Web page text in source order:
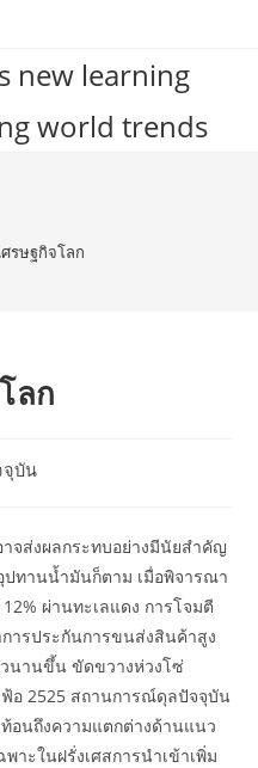
new learning
world trends
รษฐกิจโลก
ลก
จุบัน
จส่งผลกระทบอย่างมีนัยสำคัญ
ปทานน้ำมันก็ตาม เมื่อพิจารณา
ผ่านทะเลแดง การโจมตี
ารประกันการขนส่งสินค้าสูง
นานขึ้น ขัดขวางห่วงโซ่
อ 2525 สถานการณ์ดุลปัจจุบัน
อนถึงความแตกต่างด้านแนว
าะในฝรั่งเศสการนำเข้าเพิ่ม